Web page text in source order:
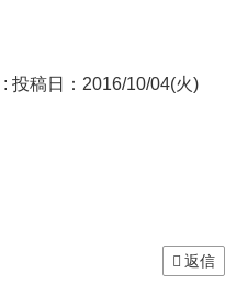
: 投稿日：2016/10/04(火)
返信